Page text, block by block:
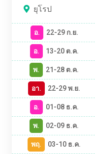
ยุโรป
อ. 22-29 ก.ย.
อ.
13-20 ต.ค.
พ.
21-28 ต.ค.
อา.
22-29 พ.ย.
อ.
01-08 ธ.ค.
พ.
02-09 ธ.ค.
พฤ.
03-10 ธ.ค.